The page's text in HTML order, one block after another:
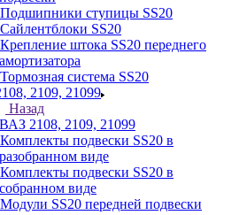
Подшипники ступицы SS20
Сайлентблоки SS20
Крепление штока SS20 переднего
амортизатора
Тормозная система SS20
2109, 21099
Назад
ВАЗ 2108, 2109, 21099
Комплекты подвески SS20 в
разобранном виде
Комплекты подвески SS20 в
собранном виде
Модули SS20 передней подвески